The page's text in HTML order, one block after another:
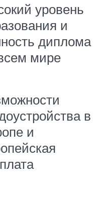
уровень
и
диплома
мире
в
и